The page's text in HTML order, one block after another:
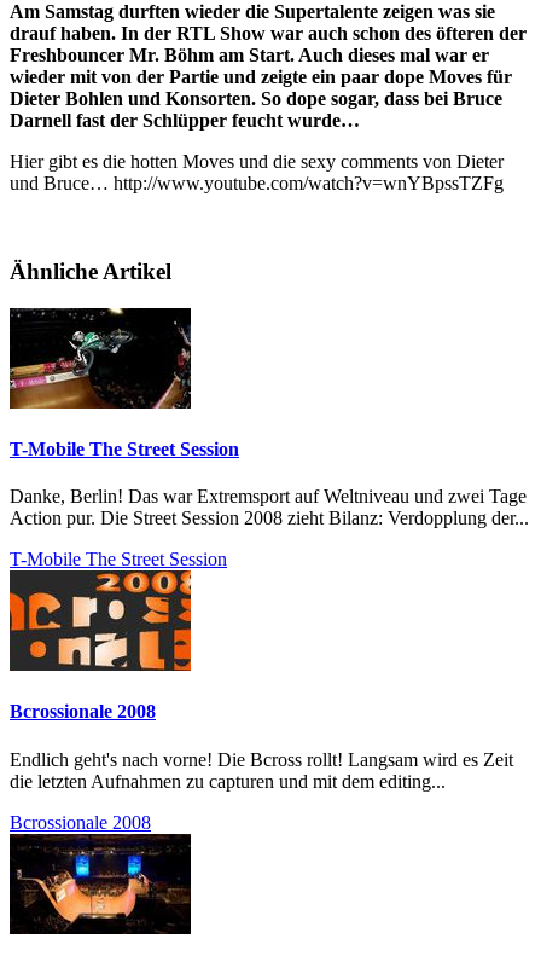
Am Samstag durften wieder die Supertalente zeigen was sie
drauf haben. In der RTL Show war auch schon des öfteren der
Freshbouncer Mr. Böhm am Start. Auch dieses mal war er
wieder mit von der Partie und zeigte ein paar dope Moves für
Dieter Bohlen und Konsorten. So dope sogar, dass bei Bruce
Darnell fast der Schlüpper feucht wurde…
Hier gibt es die hotten Moves und die sexy comments von Dieter
und Bruce… http://www.youtube.com/watch?v=wnYBpssTZFg
Ähnliche Artikel
T-Mobile The Street Session
Danke, Berlin! Das war Extremsport auf Weltniveau und zwei Tage
Action pur. Die Street Session 2008 zieht Bilanz: Verdopplung der...
T-Mobile The Street Session
Bcrossionale 2008
Endlich geht's nach vorne! Die Bcross rollt! Langsam wird es Zeit
die letzten Aufnahmen zu capturen und mit dem editing...
Bcrossionale 2008